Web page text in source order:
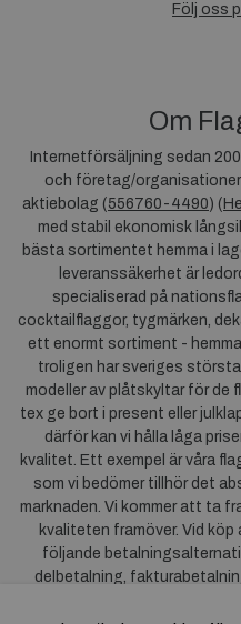
Följ oss
Om
Internetförsäljning sedan
och företag/
aktiebolag (556760-4490) (
med stabil ekonomisk
bästa sortimentet hemma i
leveranssäkerhet är
specialiserad på
cocktailflaggor, tygmärken,
ett enormt sortiment -
troligen har sveriges
modeller av plåtskyltar för de
tex ge bort i present eller
därför kan vi hålla låga
kvalitet. Ett exempel är våra
som vi bedömer tillhör det
marknaden. Vi kommer att ta
kvaliteten framöver. Vid köp
följande
delbetalning,